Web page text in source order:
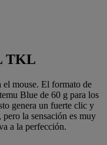
TKL
el mouse. El formato de
Blue de 60 g para los
genera un fuerte clic y
la sensación es muy
a la perfección.